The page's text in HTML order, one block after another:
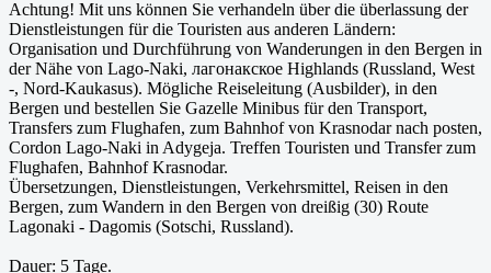
Achtung! Mit uns können Sie verhandeln über die überlassung der
Dienstleistungen für die Touristen aus anderen Ländern:
Organisation und Durchführung von Wanderungen in den Bergen in
der Nähe von Lago-Naki, лагонакское Highlands (Russland, West
-, Nord-Kaukasus). Mögliche Reiseleitung (Ausbilder), in den
Bergen und bestellen Sie Gazelle Minibus für den Transport,
Transfers zum Flughafen, zum Bahnhof von Krasnodar nach posten,
Cordon Lago-Naki in Adygeja. Treffen Touristen und Transfer zum
Flughafen, Bahnhof Krasnodar.
Übersetzungen, Dienstleistungen, Verkehrsmittel, Reisen in den
Bergen, zum Wandern in den Bergen von dreißig (30) Route
Lagonaki - Dagomis (Sotschi, Russland).
Dauer: 5 Tage.